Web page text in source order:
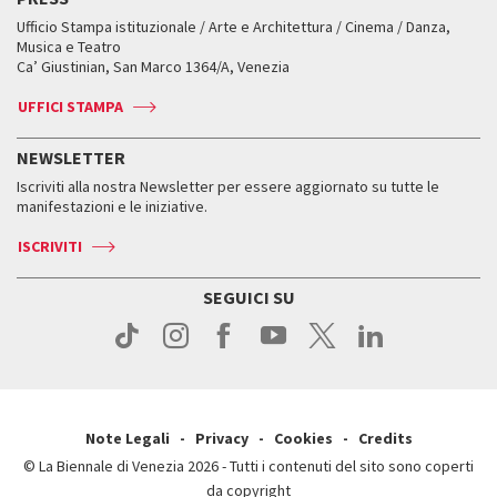
Servizi al pubblico
Come raggiungerci
Press
Orari e sedi
Accrediti
Come raggiungerci
Orari e sedi
Biglietti
Accrediti
Come raggiungerci
Contatti
Press
Servizi al pubblico
Come raggiungerci
Press
Workshop di critica teatrale
Leone d’oro alla carriera
Leone d’argento
Edizioni passate
Orari e sedi
Biglietti
Servizi al pubblico
Come raggiungerci
Contatti
Fondi e Collezioni
Biennale College ASAC
ASAC DATI
Storia
Orari e sedi
Ufficio Stampa istituzionale / Arte e Architettura / Cinema / Danza,
Musica e Teatro
Ca’ Giustinian, San Marco 1364/A, Venezia
UFFICI STAMPA
NEWSLETTER
Iscriviti alla nostra Newsletter per essere aggiornato su tutte le
manifestazioni e le iniziative.
ISCRIVITI
SEGUICI SU
Note Legali Privacy Cookies
Credits
© La Biennale di Venezia 2026 - Tutti i contenuti del sito sono coperti
da copyright